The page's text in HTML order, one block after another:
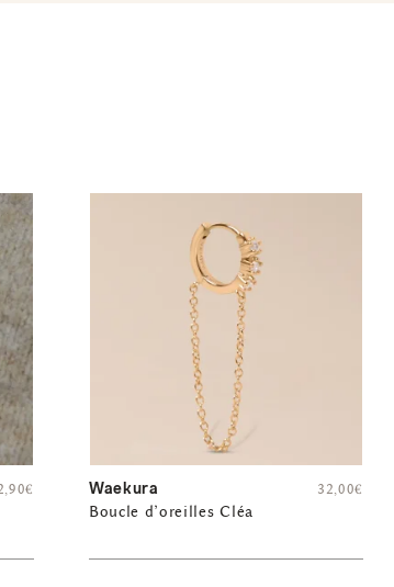
€ Waekura
Boucle d’oreilles Cléa
32,00€